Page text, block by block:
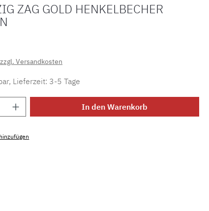
ZAG GOLD HENKELBECHER
Versandkosten
Lieferzeit: 3-5 Tage
Gib den gewünschten Wert ein
In den Warenkorb